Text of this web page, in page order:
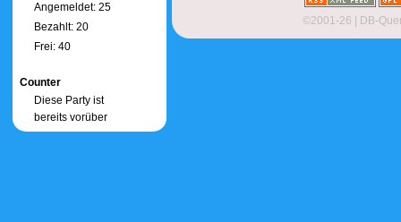
©2001-26 | DB-
Angemeldet: 25
Bezahlt: 20
Frei: 40
Counter
Diese Party ist
bereits vorüber